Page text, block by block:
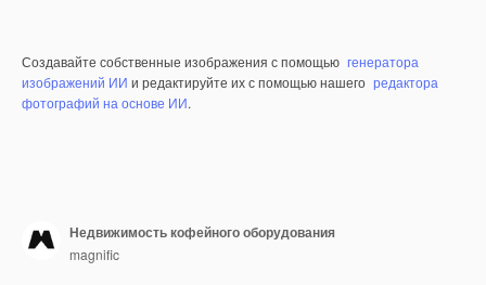
Создавайте собственные изображения с помощью генератора
изображений ИИ и редактируйте их с помощью нашего редактора
фотографий на основе ИИ.
Недвижимость кофейного оборудования
magnific